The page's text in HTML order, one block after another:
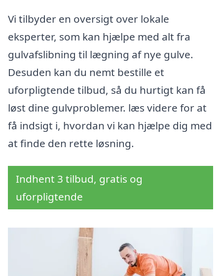
Vi tilbyder en oversigt over lokale
eksperter, som kan hjælpe med alt fra
gulvafslibning til lægning af nye gulve.
Desuden kan du nemt bestille et
uforpligtende tilbud, så du hurtigt kan få
løst dine gulvproblemer. læs videre for at
få indsigt i, hvordan vi kan hjælpe dig med
at finde den rette løsning.
Indhent 3 tilbud, gratis og
uforpligtende